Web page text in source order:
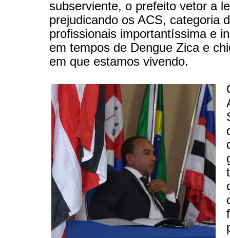
subserviente, o prefeito vetor a
prejudicando os ACS, categoria
profissionais importantíssima e
em tempos de Dengue Zica e
em que estamos vivendo.